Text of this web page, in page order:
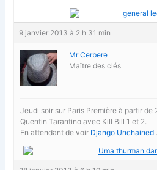
9 janvier 2013 à 2 h 31 min
Mr Cerbere
Maître des clés
Jeudi soir sur Paris Première à partir
Quentin Tarantino avec Kill Bill 1 et 2.
En attendant de voir Django Unchained